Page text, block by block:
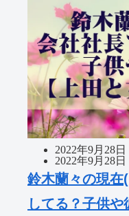
2022年9月28日
2022年9月28日
鈴木蘭々の現在
してる？子供